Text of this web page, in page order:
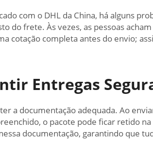
com o DHL da China, há alguns
do frete. Às vezes, as pessoas
cotação completa antes do envio;
Entregas
a documentação adequada. Ao
o pacote pode ficar retido
documentação, garantindo que